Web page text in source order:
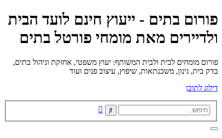
פורום בתים - ייעוץ חינם לועד הבית
ולדיירים מאת מומחי פורטל בתים
פורום מומחים לבית ולבית המשותף: יעוץ משפטי, אחזקת וניהול בתים,
בדק בית, גינון, משכנתאות, שיפוץ, עיצוב פנים ועוד
דילוג לתוכן
חיפוש